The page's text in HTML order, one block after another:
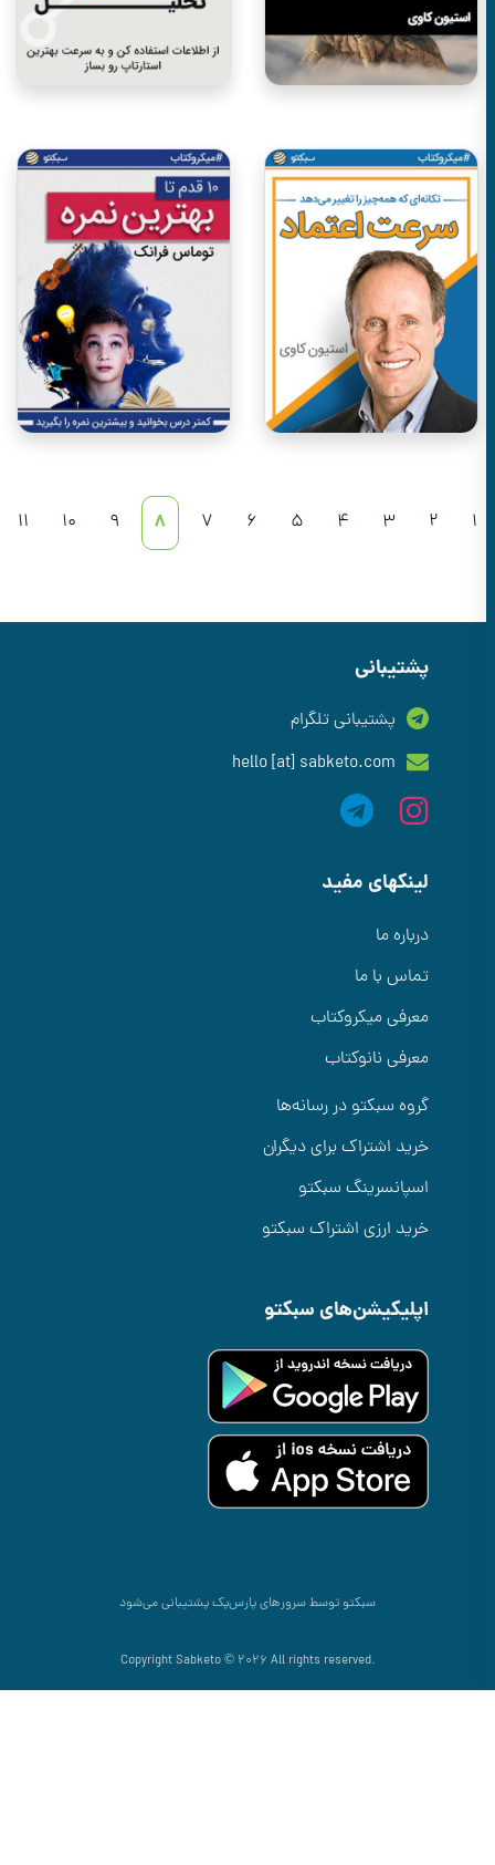
2
3
4
5
6
7
8
9
10
11
پشتیبانی
پشتیبانی تلگرام
hello [at] sabketo.com
لینکهای مفید
درباره ما
تماس با ما
معرفی میکروکتاب
معرفی نانوکتاب
گروه سبکتو در رسانه‌ها
خرید اشتراک برای دیگران
اسپانسرینگ سبکتو
خرید ارزی اشتراک سبکتو
اپلیکیشن‌های سبکتو
سبکتو توسط سرورهایپارس‌پکپشتیبانی می‌شود